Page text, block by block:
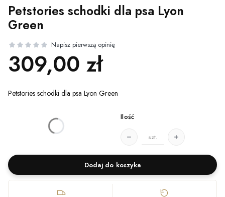
Petstories schodki dla psa Lyon
Green
Cena
309,00 zł
Petstories schodki dla psa Lyon Green
Ilość
szt.
Dodaj do koszyka